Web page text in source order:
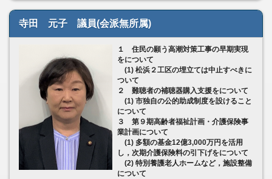
寺田 元子 議員(会派無所属)
１ 住民の願う高潮対策工事の早期実現
をについて
(1) 松浜２工区の埋立ては中止すべきに
ついて
２ 難聴者の補聴器購入支援をについて
(1) 市独自の公的助成制度を設けること
について
３ 第９期高齢者福祉計画・介護保険事
業計画について
(1) 多額の基金12億3,000万円を活用
し，次期介護保険料の引下げをについて
(2) 特別養護老人ホームなど，施設整備
について